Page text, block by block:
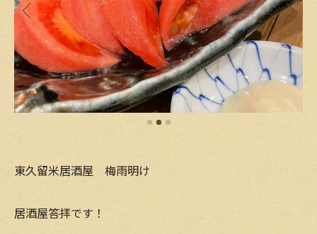
東久留米居酒屋 梅雨明け
居酒屋答拝です！